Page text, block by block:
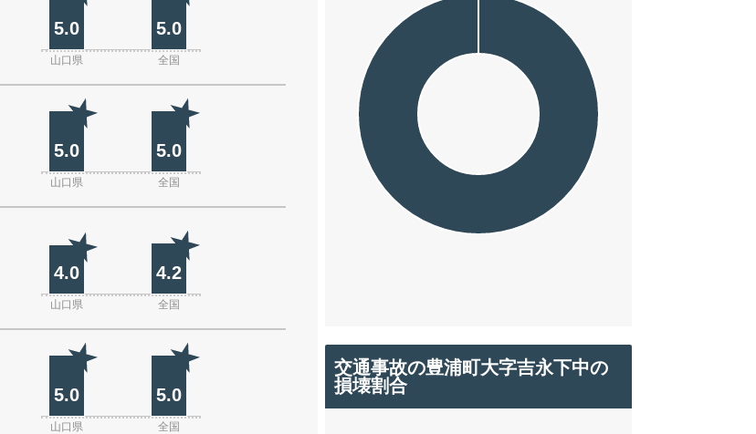
5.0 5.0
山口県 全国
5.0 5.0
山口県 全国
4.0 4.2
山口県 全国
5.0 5.0
山口県 全国
交通事故の豊浦町大字吉永下中の
損壊割合